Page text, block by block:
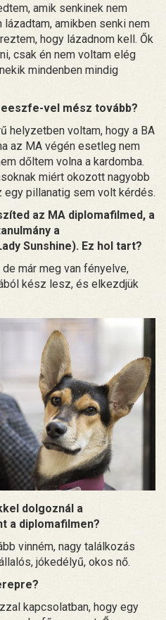
amik senkinek nem
amikben senki nem
hogy lázadnom kell. Ők
csak én nem voltam elég
mindenben mindig
vel mész tovább?
helyzetben voltam, hogy a BA
az MA végén esetleg nem
dőltem volna a kardomba.
miért okozott nagyobb
pillanatig sem volt kérdés.
az MA diplomafilmed, a
a
Sunshine). Ez hol tart?
már meg van fényelve,
kész lesz, és elkezdjük
dolgoznál a
a diplomafilmen?
vinném, nagy találkozás
jókedélyű, okos nő.
kapcsolatban, hogy egy